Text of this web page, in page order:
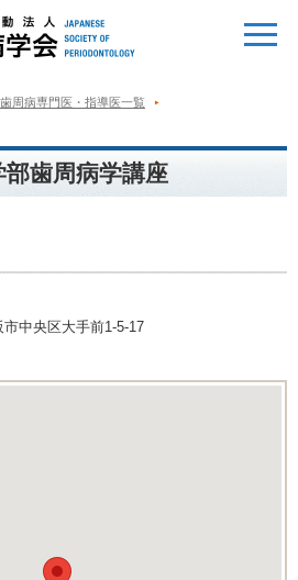
周病専門医・指導医一覧
歯周病学講座
中央区大手前1-5-17